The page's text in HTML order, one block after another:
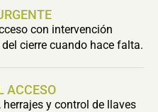
con intervención
cierre cuando hace falta.
ACCESO
y control de llaves